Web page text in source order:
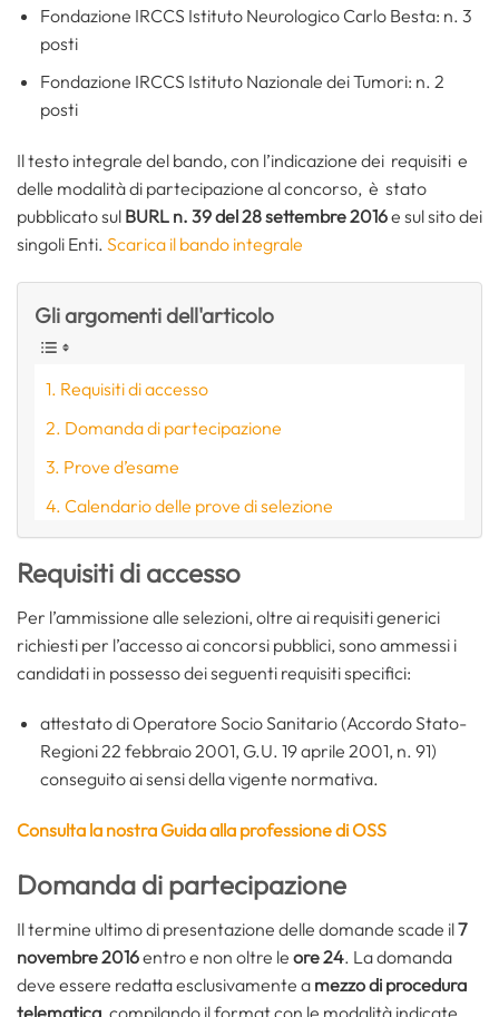
Fondazione IRCCS Istituto Neurologico Carlo Besta: n. 3
posti
Fondazione IRCCS Istituto Nazionale dei Tumori: n. 2
posti
Il testo integrale del bando, con l’indicazione dei requisiti e
delle modalità di partecipazione al concorso, è stato
pubblicato sul BURL n. 39 del 28 settembre 2016e sul sito dei
singoli Enti. Scarica il bando integrale
Gli argomenti dell'articolo
Requisiti di accesso
Domanda di partecipazione
Prove d’esame
Calendario delle prove di selezione
Requisiti di accesso
Per l’ammissione alle selezioni, oltre ai requisiti generici
richiesti per l’accesso ai concorsi pubblici, sono ammessi i
candidati in possesso dei seguenti requisiti specifici:
attestato di Operatore Socio Sanitario (Accordo Stato-
Regioni 22 febbraio 2001, G.U. 19 aprile 2001, n. 91)
conseguito ai sensi della vigente normativa.
Consulta la nostra Guida alla professione di OSS
Domanda di partecipazione
Il termine ultimo di presentazione delle domande scade il7
novembre 2016entro e non oltre le ore 24. La domanda
deve essere redatta esclusivamente a mezzo di procedura